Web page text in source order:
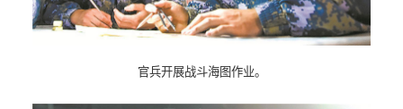
官兵开展战斗海图作业。